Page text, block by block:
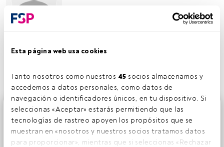
Esta página web usa cookies
Tanto nosotros como nuestros 45 socios almacenamos y
accedemos a datos personales, como datos de
navegación o identificadores únicos, en tu dispositivo. Si
seleccionas «Aceptar» estarás permitiendo que las
tecnologías de rastreo apoyen los propósitos que se
muestran en «nosotros y nuestros socios tratamos datos
para proporcionar», mientras que si seleccionas «Rechazar
Compartir:
Este es un artículo exclusivo para los usuarios registrados
de FundsPeople. Si ya estás registrado, accede desde el
botón Login. Si aún no tienes cuenta, te invitamos a
registrarte y disfrutar de todo el universo que ofrece